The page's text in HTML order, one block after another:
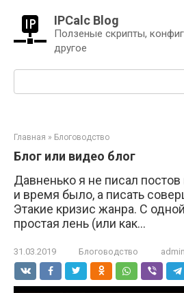
контенту
IPCalc Blog
Ползеные скрипты,
другое
Поиск:
Главная » Блоговодство
Блог или видео блог
Давненько я не писал
и время было, а писать
Этакие кризис жанра. С
простая лень (или как...
31.03.2019 Блоговодство admin